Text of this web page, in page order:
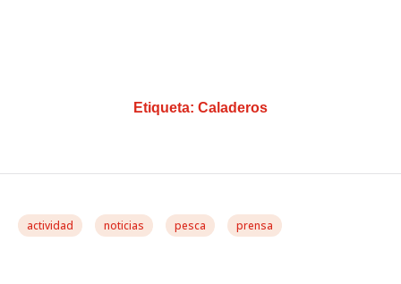
Etiqueta: Caladeros
actividad noticias pesca prensa